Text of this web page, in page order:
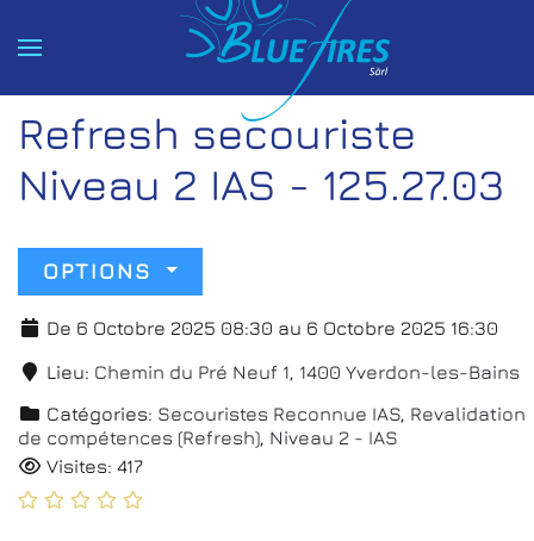
Accéder au contenu principal
Refresh secouriste
Niveau 2 IAS - 125.27.03
OPTIONS
De 6 Octobre 2025 08:30 au 6 Octobre 2025 16:30
Lieu: Chemin du Pré Neuf 1, 1400 Yverdon-les-Bains
Catégories: Secouristes Reconnue IAS, Revalidation
de compétences (Refresh), Niveau 2 - IAS
Visites: 417